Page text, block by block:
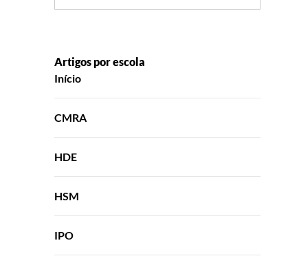
Artigos por escola
Início
CMRA
HDE
HSM
IPO